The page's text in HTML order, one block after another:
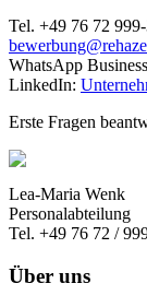
Tel. +49 76 72
WhatsApp
LinkedIn:
Erste Fragen
Lea-Maria Wenk
Personalabteilung
Tel. +49 76 72 /
Über uns